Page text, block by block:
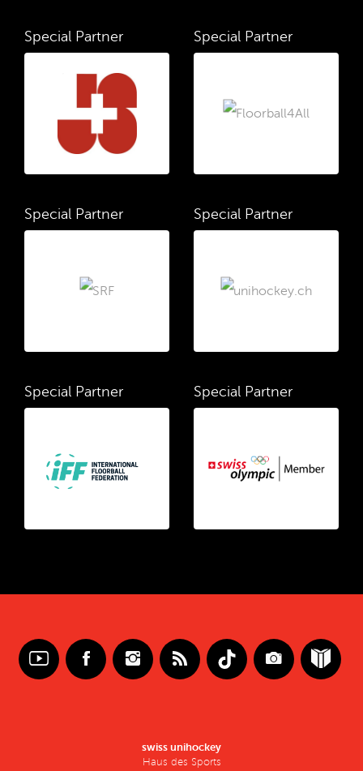
Special Partner Special Partner
Special Partner Special Partner
Special Partner Special Partner
swiss unihockey
Haus des Sports